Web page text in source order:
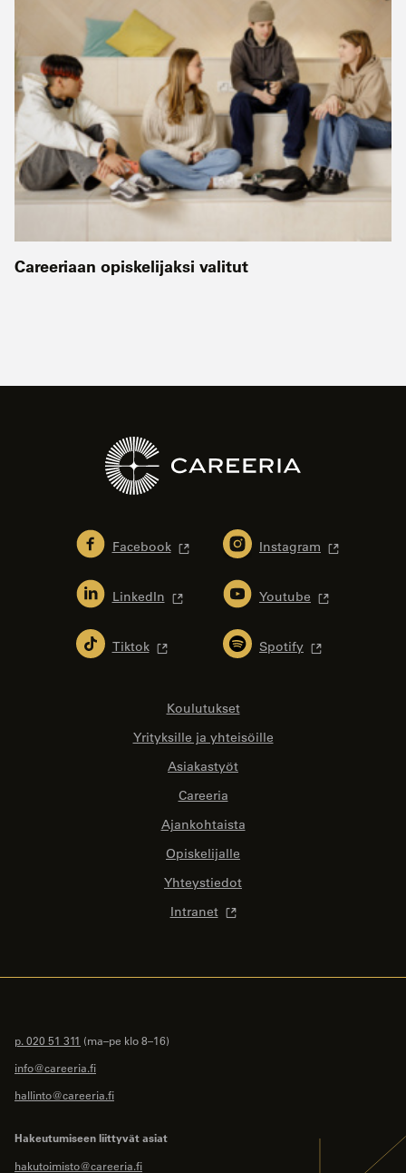
Careeriaan opiskelijaksi valitut
Facebook Instagram
LinkedIn Youtube
Tiktok Spotify
Koulutukset
Yrityksille ja yhteisöille
Asiakastyöt
Careeria
Ajankohtaista
Opiskelijalle
Yhteystiedot
Intranet
p. 020 51 311 (ma–pe klo 8–16)
info@careeria.fi
hallinto@careeria.fi
Hakeutumiseen liittyvät asiat
hakutoimisto@careeria.fi